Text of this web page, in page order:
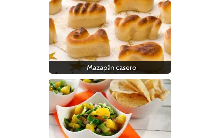
Mazapán casero